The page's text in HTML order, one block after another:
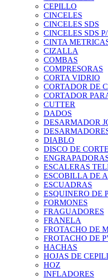
CEPILLO
CINCELES
CINCELES SDS
CINCELES SDS
CINTA
CIZALLA
COMBAS
COMPRESORAS
CORTA VIDRIO
CORTADOR DE
CORTADOR
CUTTER
DADOS
DESARMADOR
DIABLO
DISCO DE CORTE
ESCALERAS
ESCOBILLA DE
ESCUADRAS
ESQUINERO DE
FORMONES
FRAGUADORES
FRANELA
FROTACHO DE
FROTACHO DE
HACHAS
HOJAS DE
HOZ
INFLADORES